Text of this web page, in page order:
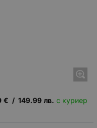
€ / 149.99 лв. с куриер